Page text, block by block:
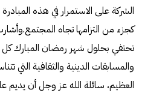
الشركة على الاستمرار في هذه
كجزء من التزامها تجاه
تحتفي بحلول شهر رمضان المبارك
والمسابقات الدينية والثقافية التي
العظيم، سائلة الله عز وجل أن يديم